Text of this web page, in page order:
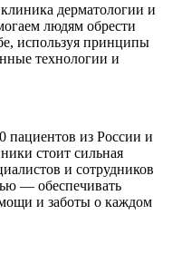
дерматологии и
людям обрести
используя принципы
технологии и
пациентов из России и
стоит сильная
и сотрудников
— обеспечивать
и заботы о каждом